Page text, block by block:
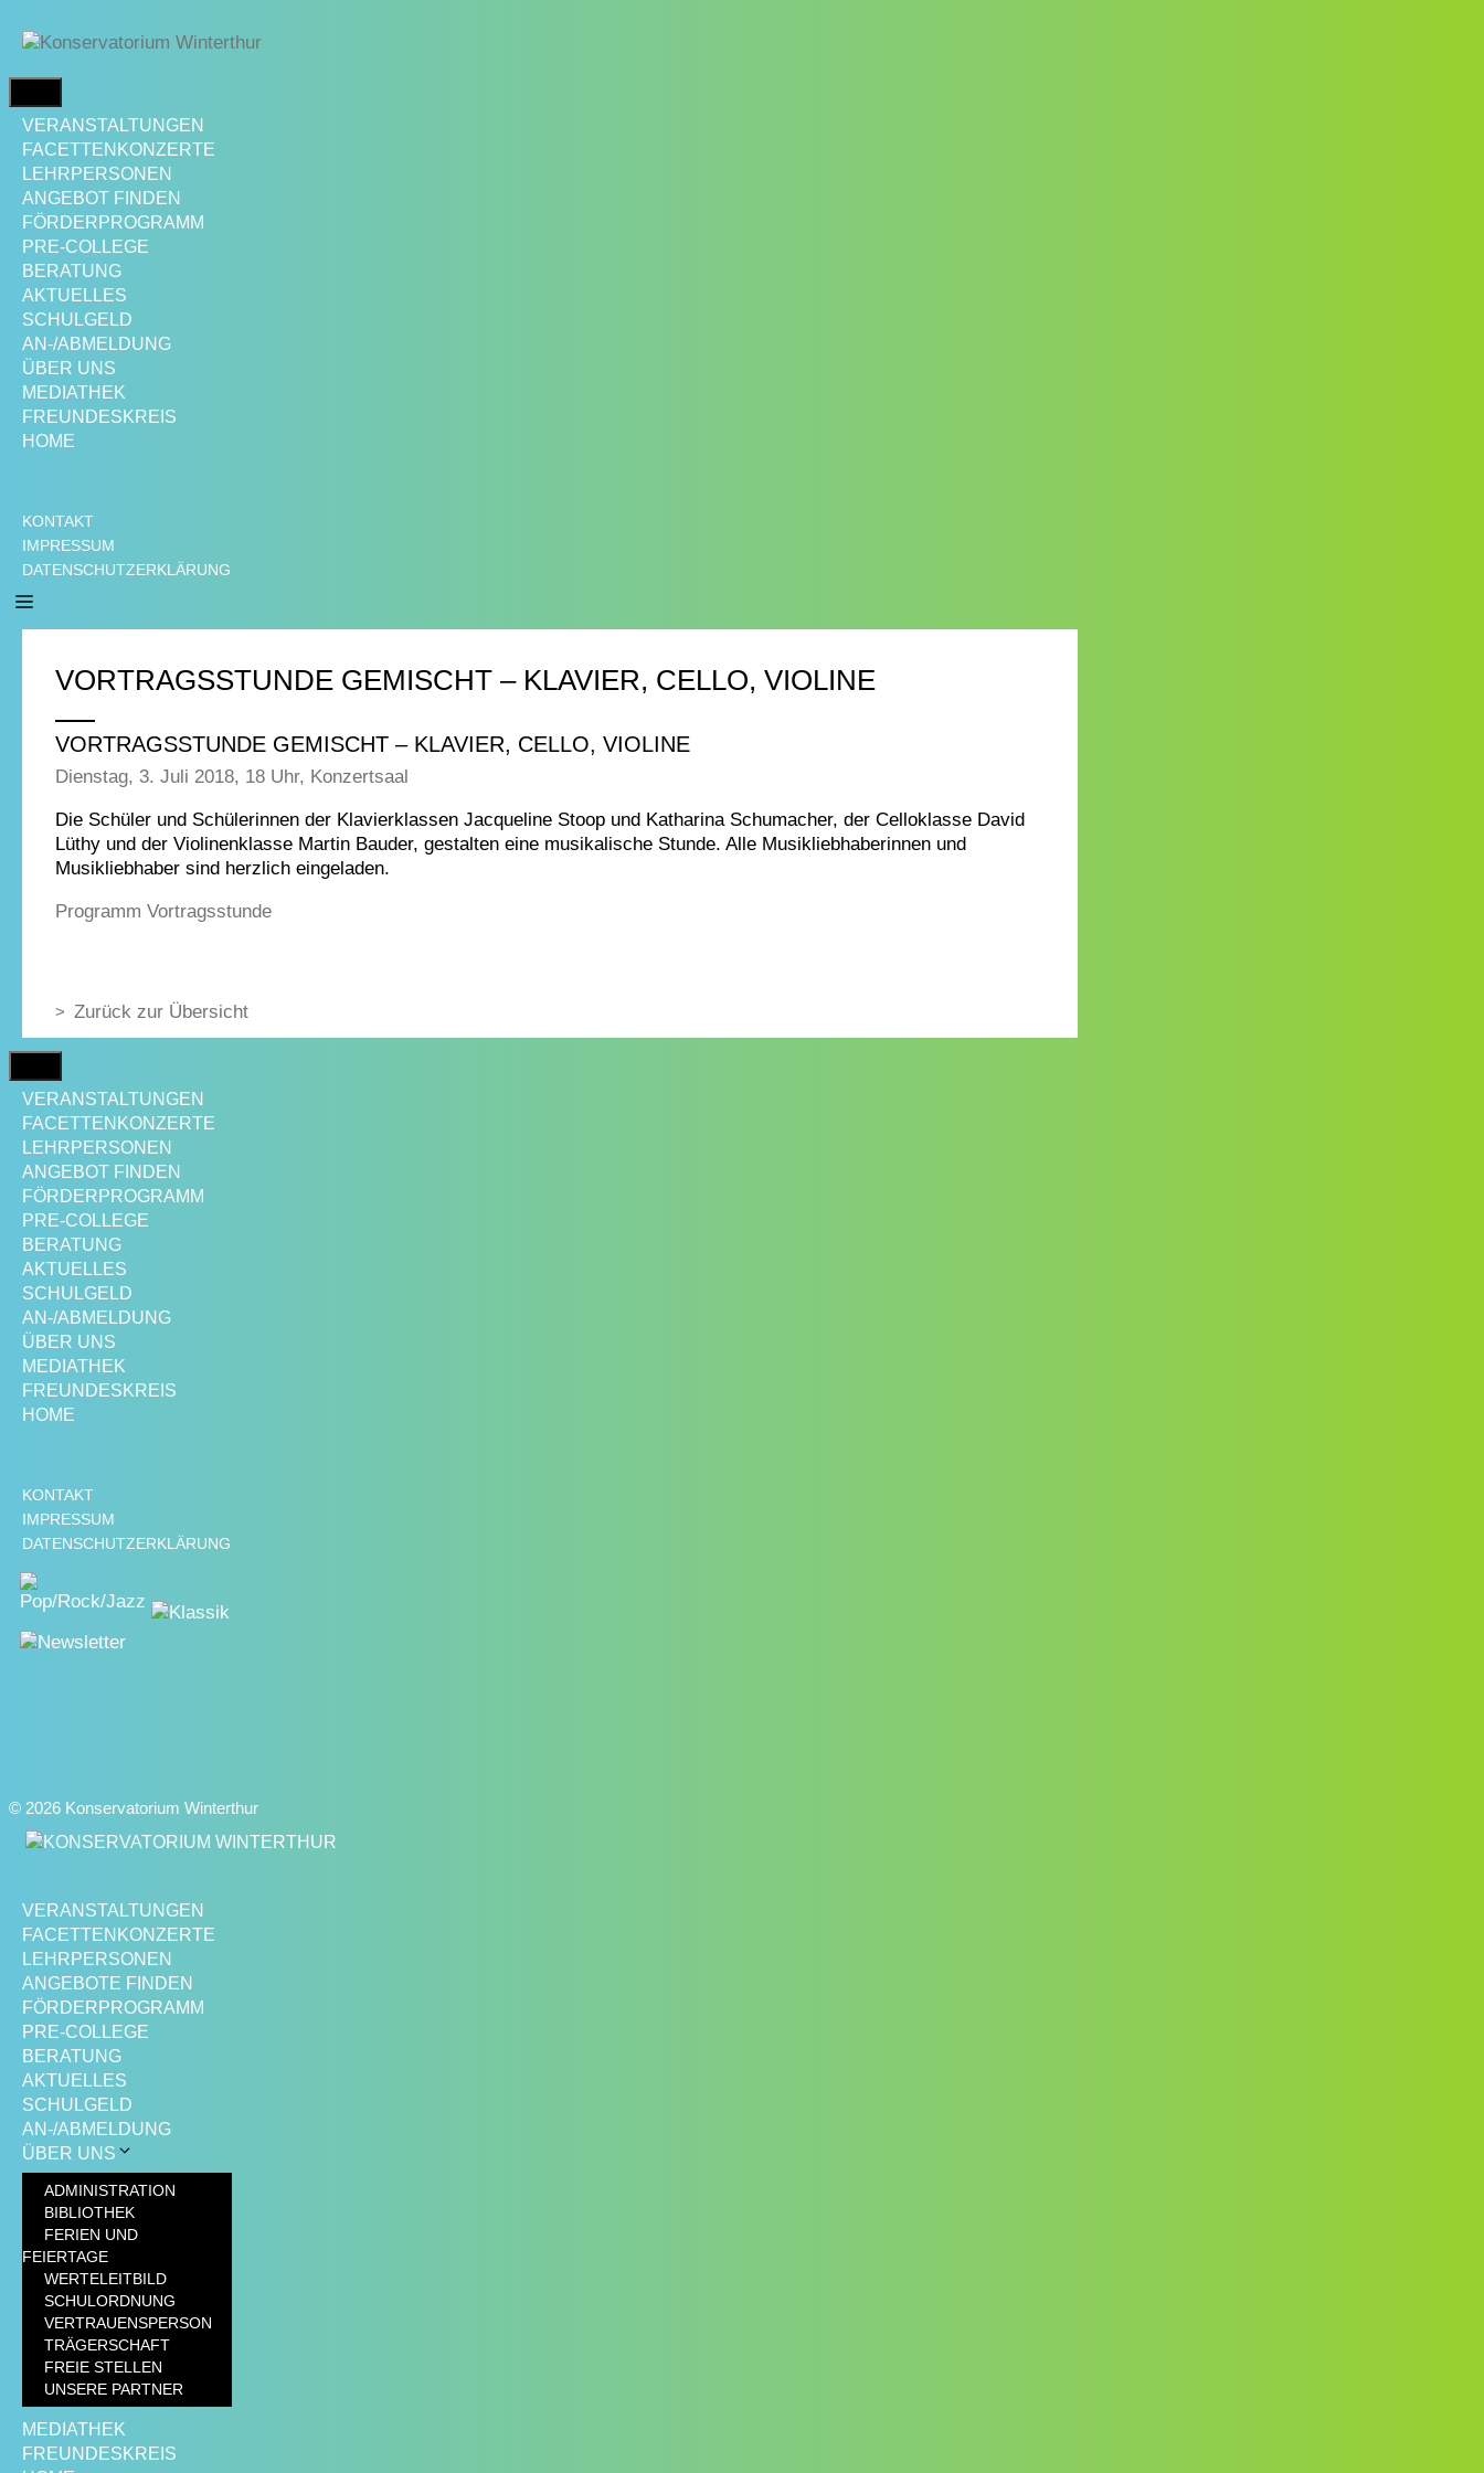
zum
VERANSTALTUNGEN
FACETTENKONZERTE
LEHRPERSONEN
ANGEBOT FINDEN
FÖRDERPROGRAMM
PRE-COLLEGE
BERATUNG
AKTUELLES
SCHULGELD
AN-/ABMELDUNG
ÜBER UNS
MEDIATHEK
FREUNDESKREIS
HOME
KONTAKT
IMPRESSUM
DATENSCHUTZERKLÄRUNG
VORTRAGSSTUNDE GEMISCHT – KLAVIER, CELLO, VIOLINE
VORTRAGSSTUNDE GEMISCHT – KLAVIER, CELLO, VIOLINE
Dienstag, 3. Juli 2018, 18 Uhr, Konzertsaal
Die Schüler und Schülerinnen der Klavierklassen Jacqueline Stoop und Katharina Schumacher, der Celloklasse David
Lüthy und der Violinenklasse Martin Bauder, gestalten eine musikalische Stunde. Alle Musikliebhaberinnen und
Musikliebhaber sind herzlich eingeladen.
Programm Vortragsstunde
Zurück zur Übersicht
VERANSTALTUNGEN
FACETTENKONZERTE
LEHRPERSONEN
ANGEBOT FINDEN
FÖRDERPROGRAMM
PRE-COLLEGE
BERATUNG
AKTUELLES
SCHULGELD
AN-/ABMELDUNG
ÜBER UNS
MEDIATHEK
FREUNDESKREIS
HOME
KONTAKT
IMPRESSUM
DATENSCHUTZERKLÄRUNG
© 2026 Konservatorium Winterthur
VERANSTALTUNGEN
FACETTENKONZERTE
LEHRPERSONEN
ANGEBOTE FINDEN
FÖRDERPROGRAMM
PRE-COLLEGE
BERATUNG
AKTUELLES
SCHULGELD
AN-/ABMELDUNG
ÜBER UNS
ADMINISTRATION
BIBLIOTHEK
FERIEN UND
FEIERTAGE
WERTELEITBILD
SCHULORDNUNG
VERTRAUENSPERSON
TRÄGERSCHAFT
FREIE STELLEN
UNSERE PARTNER
MEDIATHEK
FREUNDESKREIS